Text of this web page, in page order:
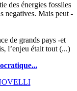
des énergies fossiles
negatives. Mais peut -
de grands pays -et
l’enjeu était tout (...)